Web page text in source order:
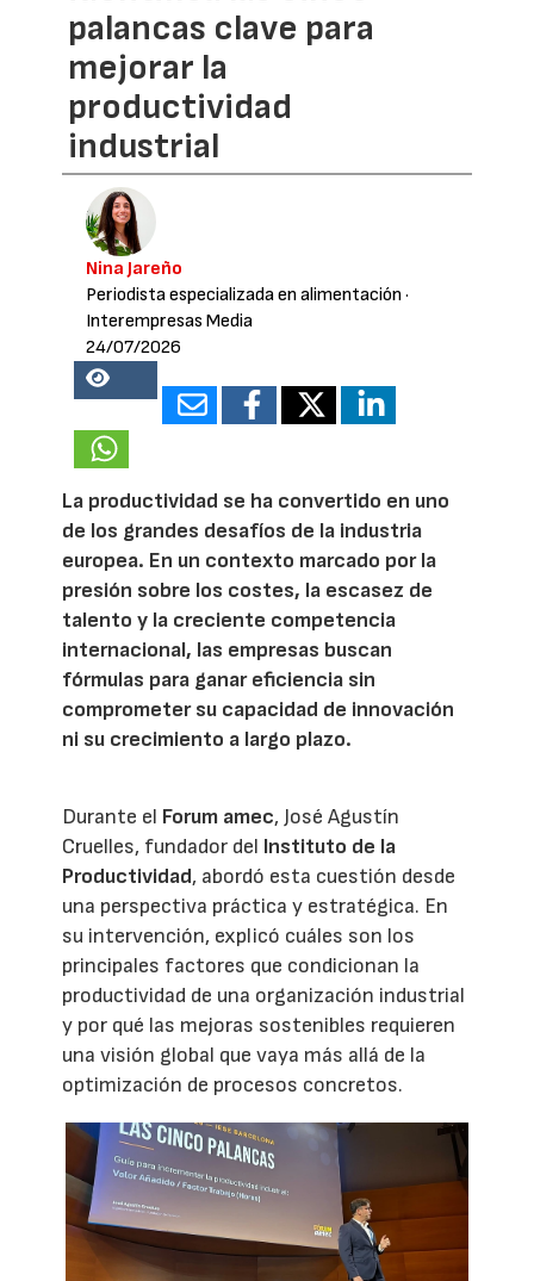
palancas clave para
mejorar la
productividad
industrial
Nina Jareño
Periodista especializada en alimentación ·
Interempresas Media
24/07/2026
18891
La productividad se ha convertido en uno
de los grandes desafíos de la industria
europea. En un contexto marcado por la
presión sobre los costes, la escasez de
talento y la creciente competencia
internacional, las empresas buscan
fórmulas para ganar eficiencia sin
comprometer su capacidad de innovación
ni su crecimiento a largo plazo.
Durante el Forum amec, José Agustín
Cruelles, fundador del Instituto de la
Productividad, abordó esta cuestión desde
una perspectiva práctica y estratégica. En
su intervención, explicó cuáles son los
principales factores que condicionan la
productividad de una organización industrial
y por qué las mejoras sostenibles requieren
una visión global que vaya más allá de la
optimización de procesos concretos.